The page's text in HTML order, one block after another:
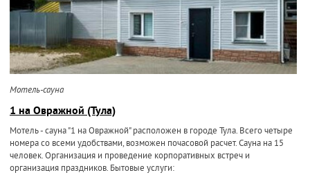
Мотель-сауна
1 на Овражной (Тула)
Мотель - сауна "1 на Овражной" расположен в городе Тула. Всего четыре
номера со всеми удобствами, возможен почасовой расчет. Сауна на 15
человек. Организация и проведение корпоративных встреч и
организация праздников. Бытовые услуги: